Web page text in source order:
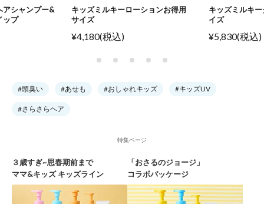
アシャンプー&
ップ
キッズミルキーローションお得用
サイズ
¥4,180(税込)
キッズミルキ
イズ
¥5,830(税込)
#頭臭い #あせも #おしゃれキッズ #キッズUV
#さらさらヘア
特集ページ
３歳すぎ~思春期前まで
ママ&キッズ キッズライン
「おさるのジョージ」
コラボパッケージ